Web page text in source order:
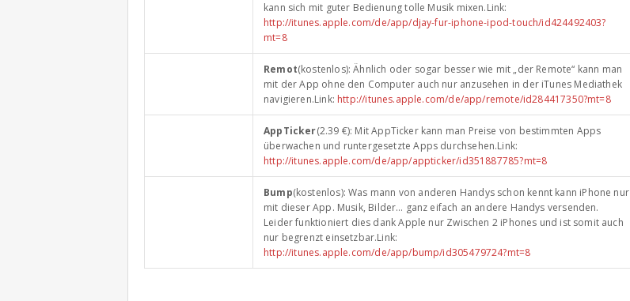
kann sich mit guter Bedienung tolle Musik mixen.Link:
http://itunes.apple.com/de/app/djay-fur-iphone-ipod-touch/id424492403?
mt=8
Remot(kostenlos): Ähnlich oder sogar besser wie mit „der Remote“ kann man
mit der App ohne den Computer auch nur anzusehen in der iTunes Mediathek
navigieren.Link: http://itunes.apple.com/de/app/remote/id284417350?mt=8
AppTicker(2.39 €): Mit AppTicker kann man Preise von bestimmten Apps
überwachen und runtergesetzte Apps durchsehen.Link:
http://itunes.apple.com/de/app/appticker/id351887785?mt=8
Bump(kostenlos): Was mann von anderen Handys schon kennt kann iPhone nur
mit dieser App. Musik, Bilder… ganz eifach an andere Handys versenden.
Leider funktioniert dies dank Apple nur Zwischen 2 iPhones und ist somit auch
nur begrenzt einsetzbar.Link:
http://itunes.apple.com/de/app/bump/id305479724?mt=8